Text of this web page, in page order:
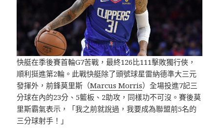
快艇在季後賽首輪G7苦戰，最終126比111擊敗獨行俠，
順利挺進第2輪。此戰快艇除了頭號球星雷納德準大三元
發揮外，前鋒莫里斯（Marcus Morris）全場投進7記三
分球在內的23分、5籃板、2助攻，同樣功不可沒。賽後莫
里斯霸氣表示，「我之前就說過，我要成為聯盟前5名的
三分球射手！」